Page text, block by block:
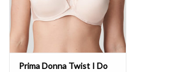
Prima Donna Twist I Do